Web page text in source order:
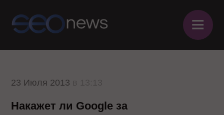
≡
23 Июля 2013
Накажет ли Google за